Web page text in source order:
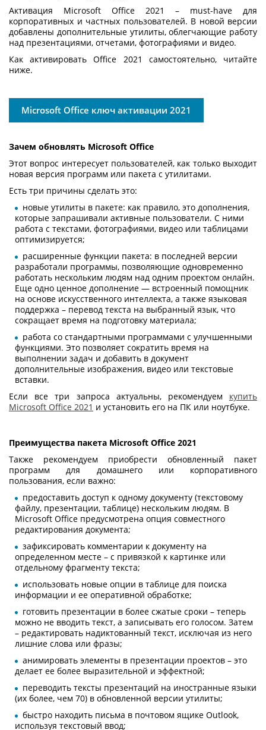
Активация Microsoft Office 2021 – must-have для
корпоративных и частных пользователей. В новой версии
добавлены дополнительные утилиты, облегчающие работу
над презентациями, отчетами, фотографиями и видео.
Как активировать Office 2021 самостоятельно, читайте
ниже.
Microsoft Office ключ активации 2021
Зачем обновлять Microsoft Office
Этот вопрос интересует пользователей, как только выходит
новая версия программ или пакета с утилитами.
Есть три причины сделать это:
новые утилиты в пакете: как правило, это дополнения,
которые запрашивали активные пользователи. С ними
работа с текстами, фотографиями, видео или таблицами
оптимизируется;
расширенные функции пакета: в последней версии
разработали программы, позволяющие одновременно
работать нескольким людям над одним проектом онлайн.
Еще одно ценное дополнение — встроенный помощник
на основе искусственного интеллекта, а также языковая
поддержка – перевод текста на выбранный язык, что
сокращает время на подготовку материала;
работа со стандартными программами с улучшенными
функциями. Это позволяет сократить время на
выполнении задач и добавить в документ
дополнительные изображения, видео или текстовые
вставки.
Если все три запроса актуальны, рекомендуем купить
Microsoft Office 2021 и установить его на ПК или ноутбуке.
Преимущества пакета Microsoft Office 2021
Также рекомендуем приобрести обновленный пакет
программ для домашнего или корпоративного
пользования, если важно:
предоставить доступ к одному документу (текстовому
файлу, презентации, таблице) нескольким людям. В
Microsoft Office предусмотрена опция совместного
редактирования документа;
зафиксировать комментарии к документу на
определенном месте – с привязкой к картинке или
отдельному фрагменту текста;
использовать новые опции в таблице для поиска
информации и ее оперативной обработке;
готовить презентации в более сжатые сроки – теперь
можно не вводить текст, а записывать его голосом. Затем
– редактировать надиктованный текст, исключая из него
лишние слова или фразы;
анимировать элементы в презентации проектов – это
делает ее более выразительной и эффектной;
переводить тексты презентаций на иностранные языки
(их более, чем 70) в обновленной версии утилиты;
быстро находить письма в почтовом ящике Outlook,
используя текстовый ввод;